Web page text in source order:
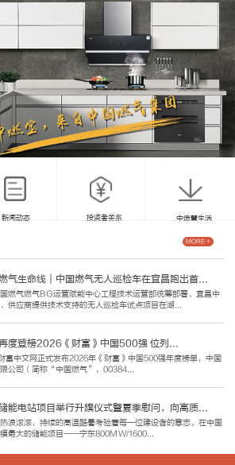
新闻动态 投资者关系 中燃慧生活
气生命线｜中国燃气无人巡检车在宜昌跑出首...
燃气燃气BG运营赋能中心工程技术运营部统筹部署、宜昌中
供应商提供技术支持的无人巡检车试点项目在湖...
度登榜2026《财富》中国500强 位列...
富中文网正式发布2026年《财富》中国500强年度榜单，中国
限公司（简称“中国燃气”，00384...
能电站项目举行升旗仪式暨夏季慰问，向高质...
浪滚滚，持续的高温酷暑考验着每一位建设者的意志。在中国
模最大的储能项目——宁东800MW/1600...
MORE +